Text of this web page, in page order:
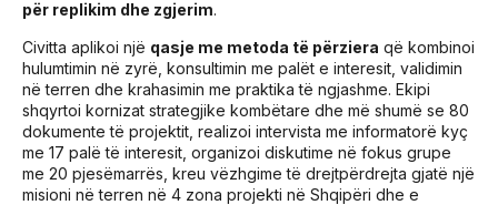
për replikim dhe zgjerim.
Civitta aplikoi një qasje me metoda të përziera që kombinoi
hulumtimin në zyrë, konsultimin me palët e interesit, validimin
në terren dhe krahasimin me praktika të ngjashme. Ekipi
shqyrtoi kornizat strategjike kombëtare dhe më shumë se 80
dokumente të projektit, realizoi intervista me informatorë kyç
me 17 palë të interesit, organizoi diskutime në fokus grupe
me 20 pjesëmarrës, kreu vëzhgime të drejtpërdrejta gjatë një
misioni në terren në 4 zona projekti në Shqipëri dhe e